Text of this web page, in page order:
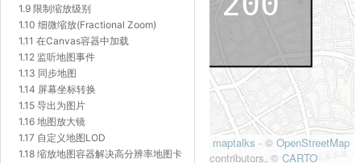
1.9 限制缩放级别
1.10 细微缩放(Fractional Zoom)
1.11 在Canvas容器中加载
1.12 监听地图事件
1.13 同步地图
1.14 屏幕坐标转换
1.15 导出为图片
1.16 地图放大镜
1.17 自定义地图LOD
1.18 缩放地图容器解决高分辨率地图卡